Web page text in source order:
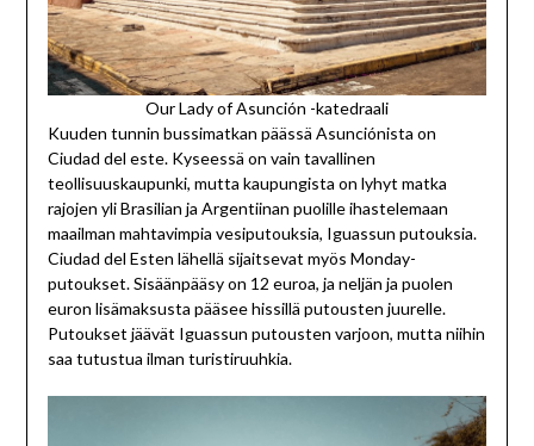
Our Lady of Asunción -katedraali
Kuuden tunnin bussimatkan päässä Asunciónista on
Ciudad del este. Kyseessä on vain tavallinen
teollisuuskaupunki, mutta kaupungista on lyhyt matka
rajojen yli Brasilian ja Argentiinan puolille ihastelemaan
maailman mahtavimpia vesiputouksia, Iguassun putouksia.
Ciudad del Esten lähellä sijaitsevat myös Monday-
putoukset. Sisäänpääsy on 12 euroa, ja neljän ja puolen
euron lisämaksusta pääsee hissillä putousten juurelle.
Putoukset jäävät Iguassun putousten varjoon, mutta niihin
saa tutustua ilman turistiruuhkia.